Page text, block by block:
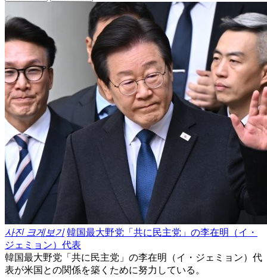
사진 크게보기 韓国最大野党「共に民主党」の李在明（イ・
ジェミョン）代表
韓国最大野党「共に民主党」の李在明（イ・ジェミョン）代
表が米国との関係を築くために努力している。